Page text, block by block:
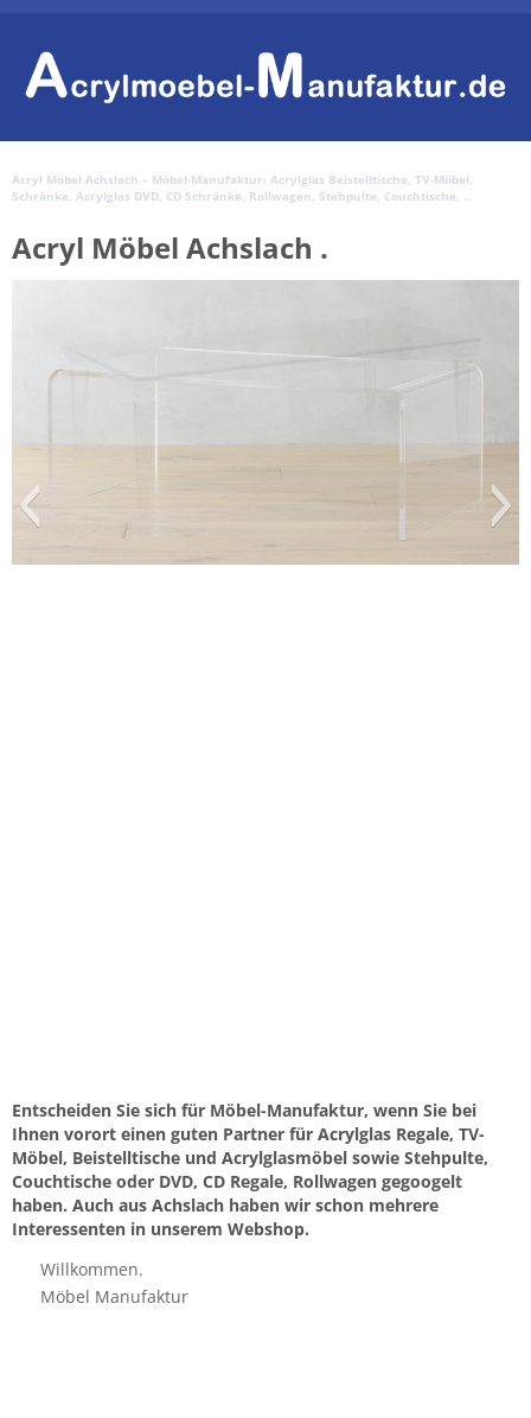
Acryl Möbel Achslach – Möbel-Manufaktur: Acrylglas Beistelltische, TV-Möbel,
Schränke, Acrylglas DVD, CD Schränke, Rollwagen, Stehpulte, Couchtische, ..
Acryl Möbel Achslach .
Entscheiden Sie sich für Möbel-Manufaktur, wenn Sie bei
Ihnen vorort einen guten Partner für Acrylglas Regale, TV-
Möbel, Beistelltische und Acrylglasmöbel sowie Stehpulte,
Couchtische oder DVD, CD Regale, Rollwagen gegoogelt
haben. Auch aus Achslach haben wir schon mehrere
Interessenten in unserem Webshop.
Willkommen.
Möbel Manufaktur